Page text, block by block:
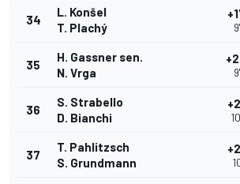
34
L. Konšel
T. Plachý
35
H. Gassner sen.
N. Vrga
36
S. Strabello
D. Bianchi
37
T. Pahlitzsch
S. Grundmann